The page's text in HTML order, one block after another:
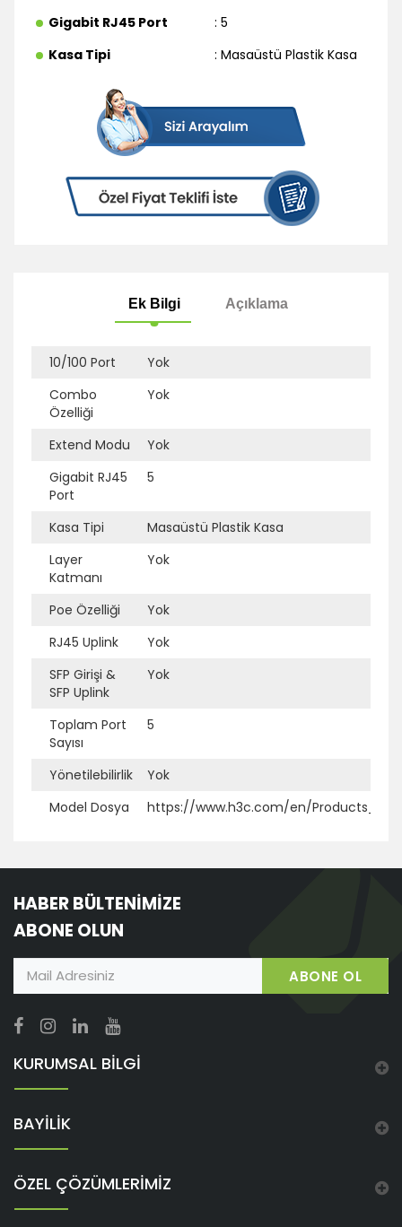
Gigabit RJ45 Port
: 5
Kasa Tipi
: Masaüstü Plastik Kasa
10/100 Port
Yok
Combo
Özelliği
Yok
Extend Modu
Yok
Gigabit RJ45
Port
5
Kasa Tipi
Masaüstü Plastik Kasa
Layer
Katmanı
Yok
Poe Özelliği
Yok
RJ45 Uplink
Yok
SFP Girişi &
SFP Uplink
Yok
Toplam Port
Sayısı
5
Yönetilebilirlik
Yok
Model Dosya
https://www.h3c.com/en/
HABER BÜLTENİMİZE
ABONE OLUN
ABONE OL
KURUMSAL BİLGİ
BAYİLİK
ÖZEL ÇÖZÜMLERİMİZ